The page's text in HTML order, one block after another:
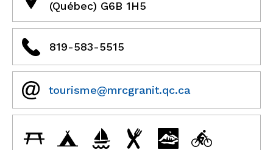
(Québec) G6B 1H5
819-583-5515
tourisme@mrcgranit.qc.ca